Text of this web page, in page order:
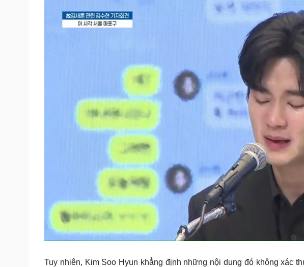
Tuy nhiên, Kim Soo Hyun khẳng định những nội dung đó không xác